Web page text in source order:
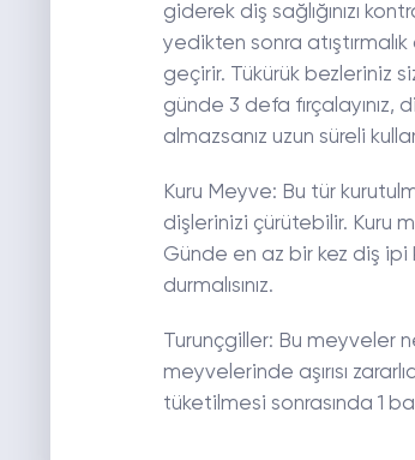
giderek diş sağlığınızı
yedikten sonra
geçirir. Tükürük bezleriniz
günde 3 defa fırçalayınız,
almazsanız uzun süreli
Kuru Meyve: Bu tür
dişlerinizi çürütebilir. Kuru
Günde en az bir kez diş ipi
durmalısınız.
Turunçgiller: Bu meyveler
meyvelerinde aşırısı
tüketilmesi sonrasında 1